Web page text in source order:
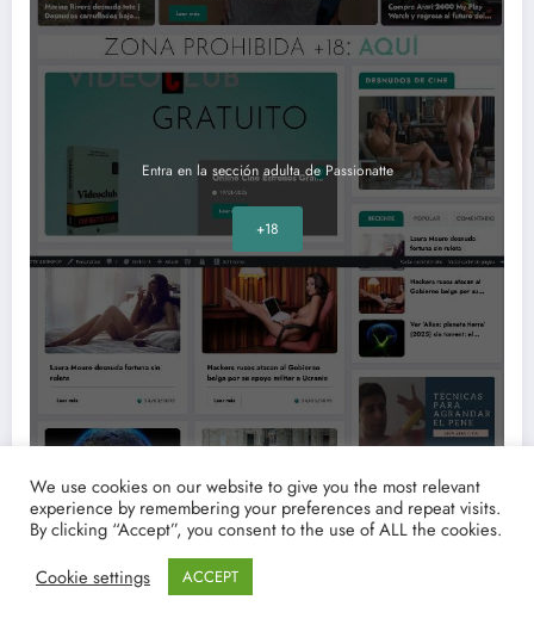
Entra en la sección adulta de Passionatte
+18
Críticas de cine
We use cookies on our website to give you the most relevant
experience by remembering your preferences and repeat visits.
By clicking “Accept”, you consent to the use of ALL the cookies.
Cookie settings
ACCEPT